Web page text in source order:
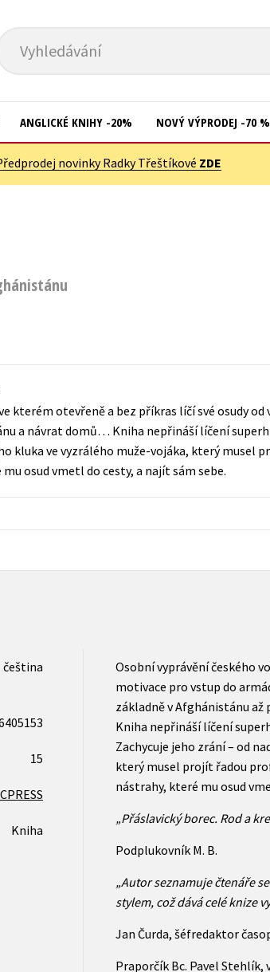
Vyhledávání
Populárně - naučná pro dospělé
Předškoláci
Příroda a zahrada
Zdraví
tituly
ANGLICKÉ KNIHY -20% NOVÝ VÝPRODEJ -70 %
novinky Radky Třeštíkové ZDE
kterém otevřeně a bez příkras líčí své osudy
a návrat domů… Kniha nepřináší líčení
kluka ve vyzrálého muže-vojáka, který musel
osud vmetl do cesty, a najít sám sebe.
čeština
15
CPRESS
Kniha
Osobní vyprávění českého
motivace pro vstup do
základně v Afghánistánu
Kniha nepřináší líčení
Zachycuje jeho zrání – od
který musel projít řadou
nástrahy, které mu osud
„Přáslavický borec. Rod a
Podplukovník M. B.
„Autor seznamuje čtenáře
stylem, což dává celé knize
Jan Čurda, šéfredaktor
Praporčík Bc. Pavel Stehlík,